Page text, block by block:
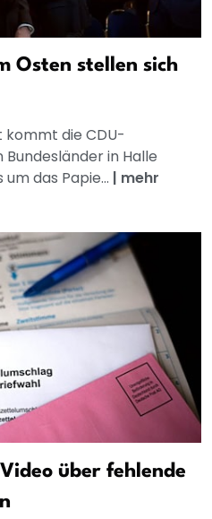
Osten stellen sich
die CDU-
in Halle
das Papie... | mehr
über fehlende